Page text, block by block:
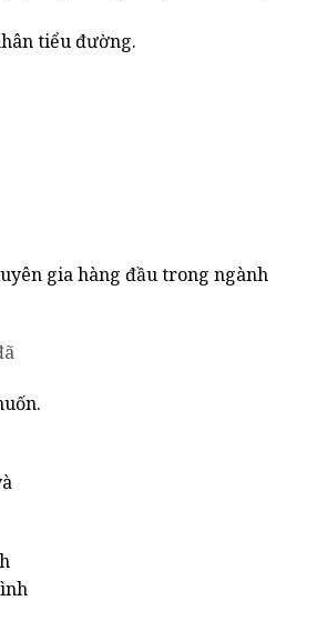
tiểu đường.
gia hàng đầu trong ngành